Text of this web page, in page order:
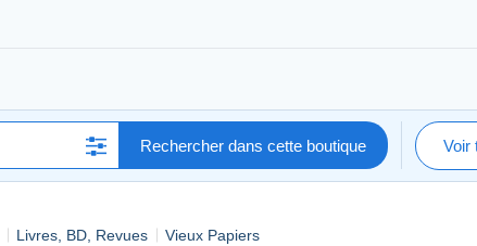
Rechercher dans cette boutique Voir
Livres, BD, Revues Vieux Papiers